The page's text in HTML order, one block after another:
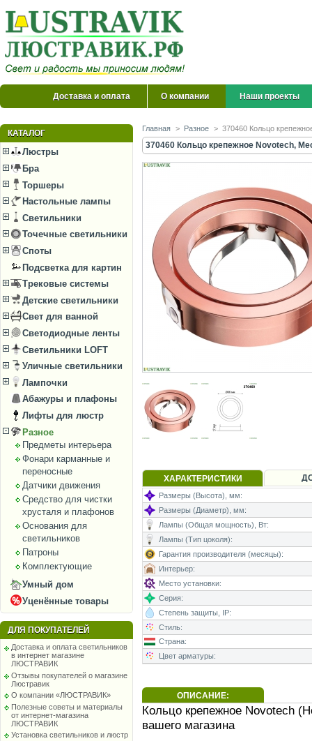
Доставка и оплата О компании Наши проекты
КАТАЛОГ
Люстры
Бра
Торшеры
Настольные лампы
Светильники
Точечные светильники
Споты
Подсветка для картин
Трековые системы
Детские светильники
Свет для ванной
Светодиодные ленты
Светильники LOFT
Уличные светильники
Лампочки
Абажуры и плафоны
Лифты для люстр
Разное
Предметы интерьера
Фонари карманные и
переносные
Датчики движения
Средство для чистки
хрусталя и плафонов
Основания для
светильников
Патроны
Комплектующие
Умный дом
Уценённые товары
ДЛЯ ПОКУПАТЕЛЕЙ
Доставка и оплата светильников
в интернет магазине
ЛЮСТРАВИК
Отзывы покупателей о магазине
Люстравик
О компании «ЛЮСТРАВИК»
Полезные советы и материалы
от интернет-магазина
ЛЮСТРАВИК
Установка светильников и люстр
Главная > Разное > 370460 Кольцо
370460 Кольцо крепежное Novotech,
ХАРАКТЕРИСТИКИ
Размеры (Высота), мм:
Размеры (Диаметр), мм:
Лампы (Общая мощность), Вт:
Лампы (Тип цоколя):
Гарантия производителя (месяцы):
Интерьер:
Место установки:
Серия:
Степень защиты, IP:
Стиль:
Страна:
Цвет арматуры:
ОПИСАНИЕ:
Кольцо крепежное Novotech
вашего магазина